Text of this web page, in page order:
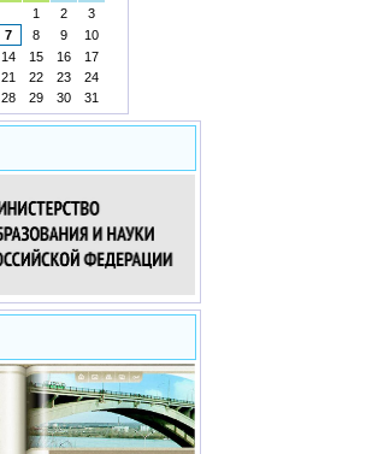
1
2
3
7 8 9
10
14 15 16
17
21 22 23
24
28 29 30 31